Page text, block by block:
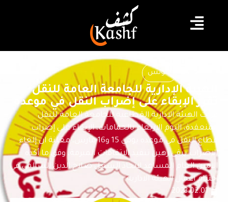
#تونس
الهيئة الإدارية للجامعة العامة للنقل
تقرر الإبقاء على إضراب النقل في موعده
قررت الهيئة الادارية القطاعية للجامعة العامة للنقل
المنعقدة، اليوم الاربعاء بالحمامات، الإبقاء على إضراب
قطاع النقل في موعده يومي 15 و16 مارس، معلنة ان إلغاء
الاضراب يبقى رهين تنفيذ الاتفاقات المبرمة، وفق ما أكده
الامين العام المساعد لاتحاد الشغل صلاح الدين السالمي في
اختتام اعمال الهيئة الادارية.
2023.02.01